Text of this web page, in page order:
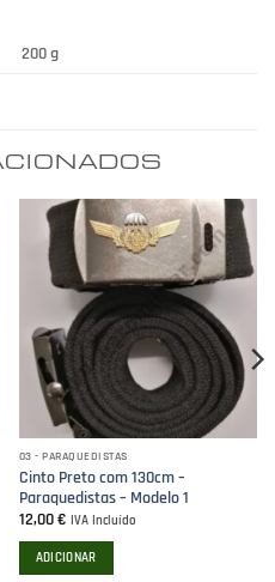
200 g
03 - PARAQUEDISTAS
Cinto Preto com 130cm –
Paraquedistas – Modelo 1
12,00€ IVA Incluído
ADICIONAR